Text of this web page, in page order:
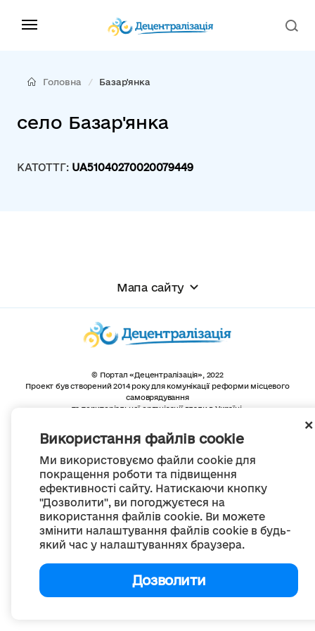
Використання файлів cookie
Ми використовуємо файли cookie для
покращення роботи та підвищення
ефективності сайту. Натискаючи кнопку
"Дозволити", ви погоджуєтеся на
використання файлів cookie. Ви можете
змінити налаштування файлів cookie в будь-
який час у налаштуваннях браузера.
Дозволити
Головна Базар'янка
село Базар'янка
КАТОТТГ: UA51040270020079449
Мапа сайту
© Портал «Децентралізація», 2022
Проект був створений 2014 року для комунікації реформи місцевого
самоврядування
та територіальної організації влади в Україні.
Весь контент доступний за ліцензією
Creative Commons Attribution 4.0 International license,
якщо не зазначено інше